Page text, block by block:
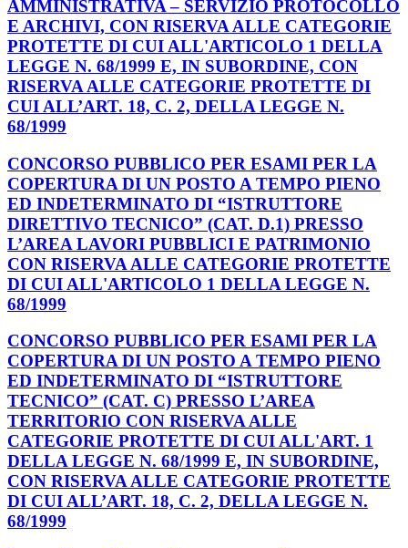
AMMINISTRATIVA – SERVIZIO PROTOCOLLO
E ARCHIVI, CON RISERVA ALLE CATEGORIE
PROTETTE DI CUI ALL'ARTICOLO 1 DELLA
LEGGE N. 68/1999 E, IN SUBORDINE, CON
RISERVA ALLE CATEGORIE PROTETTE DI
CUI ALL’ART. 18, C. 2, DELLA LEGGE N.
68/1999
CONCORSO PUBBLICO PER ESAMI PER LA
COPERTURA DI UN POSTO A TEMPO PIENO
ED INDETERMINATO DI “ISTRUTTORE
DIRETTIVO TECNICO” (CAT. D.1) PRESSO
L’AREA LAVORI PUBBLICI E PATRIMONIO
CON RISERVA ALLE CATEGORIE PROTETTE
DI CUI ALL'ARTICOLO 1 DELLA LEGGE N.
68/1999
CONCORSO PUBBLICO PER ESAMI PER LA
COPERTURA DI UN POSTO A TEMPO PIENO
ED INDETERMINATO DI “ISTRUTTORE
TECNICO” (CAT. C) PRESSO L’AREA
TERRITORIO CON RISERVA ALLE
CATEGORIE PROTETTE DI CUI ALL'ART. 1
DELLA LEGGE N. 68/1999 E, IN SUBORDINE,
CON RISERVA ALLE CATEGORIE PROTETTE
DI CUI ALL’ART. 18, C. 2, DELLA LEGGE N.
68/1999